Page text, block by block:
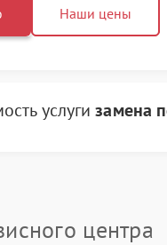
Наши цены
услугизамена
центра